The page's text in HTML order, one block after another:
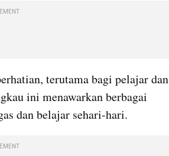
terutama bagi pelajar dan
ini menawarkan berbagai
dan belajar sehari-hari.